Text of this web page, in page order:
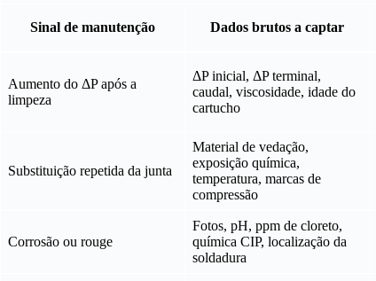
Sinal de manutenção Dados brutos a captar
Aumento do ΔP após a
limpeza
ΔP inicial, ΔP terminal,
caudal, viscosidade, idade do
cartucho
Substituição repetida da junta
Material de vedação,
exposição química,
temperatura, marcas de
compressão
Corrosão ou rouge
Fotos, pH, ppm de cloreto,
química CIP, localização da
soldadura